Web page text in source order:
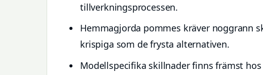
tillverkningsprocessen.
Hemmagjorda pommes kräver noggrann
krispiga som de frysta alternativen.
Modellspecifika skillnader finns främst